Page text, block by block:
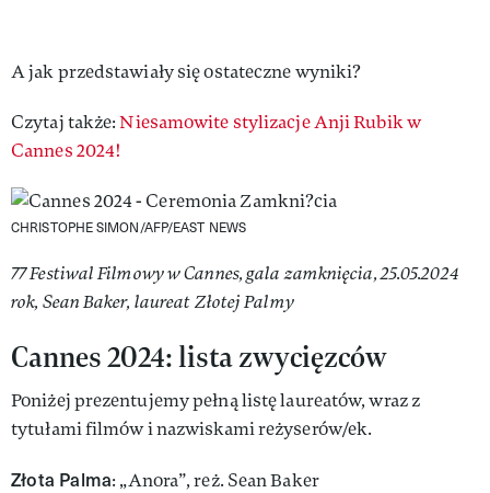
A jak przedstawiały się ostateczne wyniki?
Czytaj także:Niesamowite stylizacje Anji Rubik w
Cannes 2024!
CHRISTOPHE SIMON/AFP/EAST NEWS
77 Festiwal Filmowy w Cannes, gala zamknięcia, 25.05.2024
rok, Sean Baker, laureat Złotej Palmy
Cannes 2024: lista zwycięzców
Poniżej prezentujemy pełną listę laureatów, wraz z
tytułami filmów i nazwiskami reżyserów/ek.
Złota Palma: „Anora”, reż. Sean Baker